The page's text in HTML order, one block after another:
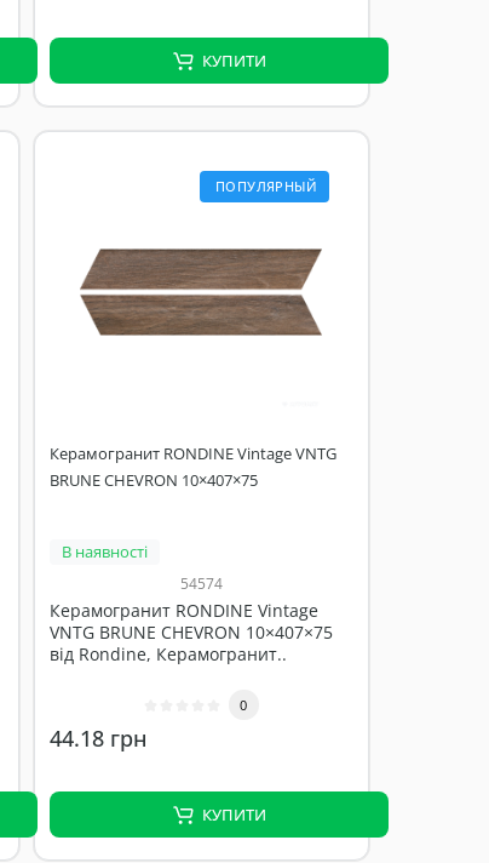
КУПИТИ
ПОПУЛЯРНЫЙ
Керамогранит RONDINE Vintage VNTG
BRUNE CHEVRON 10×407×75
В наявності
54574
Керамогранит RONDINE Vintage
VNTG BRUNE CHEVRON 10×407×75
від Rondine, Керамогранит..
0
44.18 грн
КУПИТИ